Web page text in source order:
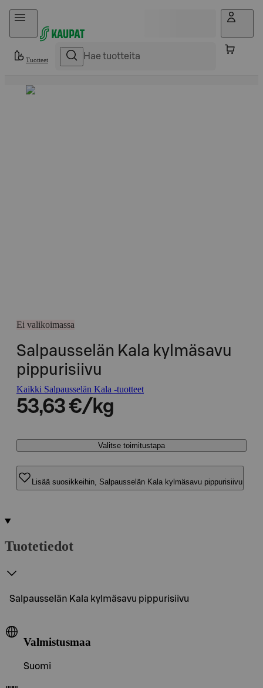
Hyppää sisältöön
Tuotteet
Ei valikoimassa
Salpausselän Kala kylmäsavu
pippurisiivu
Kaikki Salpausselän Kala -tuotteet
53,63 €/kg
Valitse toimitustapa
Lisää suosikkeihin, Salpausselän Kala kylmäsavu pippurisiivu
Tuotetiedot
Salpausselän Kala kylmäsavu pippurisiivu
Valmistusmaa
Suomi